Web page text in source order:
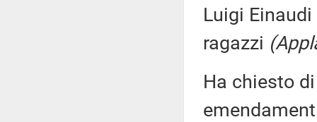
Luigi
ragazzi
Ha chiesto